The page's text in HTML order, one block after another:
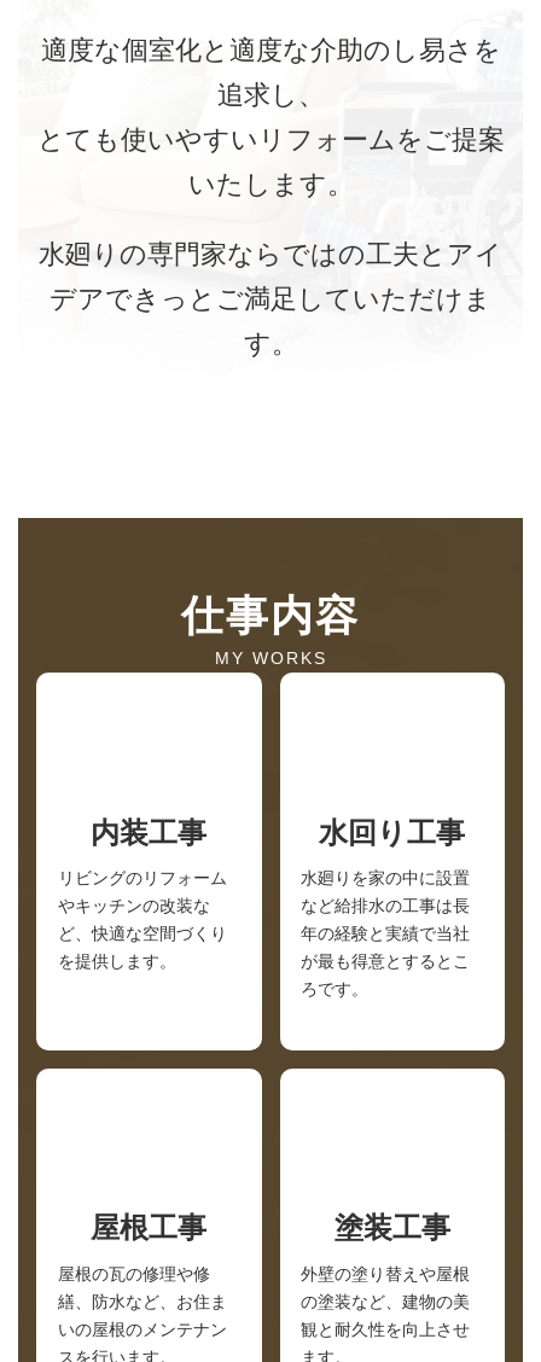
適度な個室化と適度な介助のし易さを
追求し、
とても使いやすいリフォームをご提案
いたします。
水廻りの専門家ならではの工夫とアイ
デアできっとご満足していただけま
す。
仕事内容
MY WORKS
内装工事
リビングのリフォーム
やキッチンの改装な
ど、快適な空間づくり
を提供します。
水回り工事
水廻りを家の中に設置
など給排水の工事は長
年の経験と実績で当社
が最も得意とするとこ
ろです。
屋根工事
屋根の瓦の修理や修
繕、防水など、お住ま
いの屋根のメンテナン
スを行います。
塗装工事
外壁の塗り替えや屋根
の塗装など、建物の美
観と耐久性を向上させ
ます。